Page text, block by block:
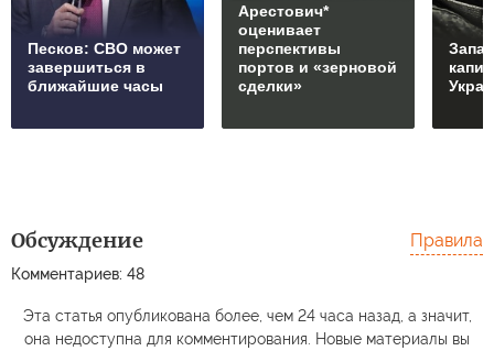
Песков: СВО может
завершиться в
ближайшие часы
Арестович*
оценивает
перспективы
портов и «зерновой
сделки»
Обсуждение
Комментариев: 48
Правила
Эта статья опубликована более, чем 24 часа назад, а значит,
она недоступна для комментирования. Новые материалы вы